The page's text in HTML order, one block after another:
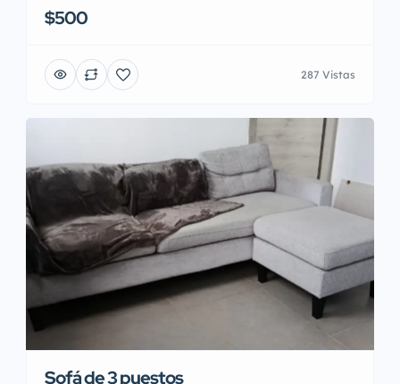
$500
287 Vistas
Sofá de 3 puestos